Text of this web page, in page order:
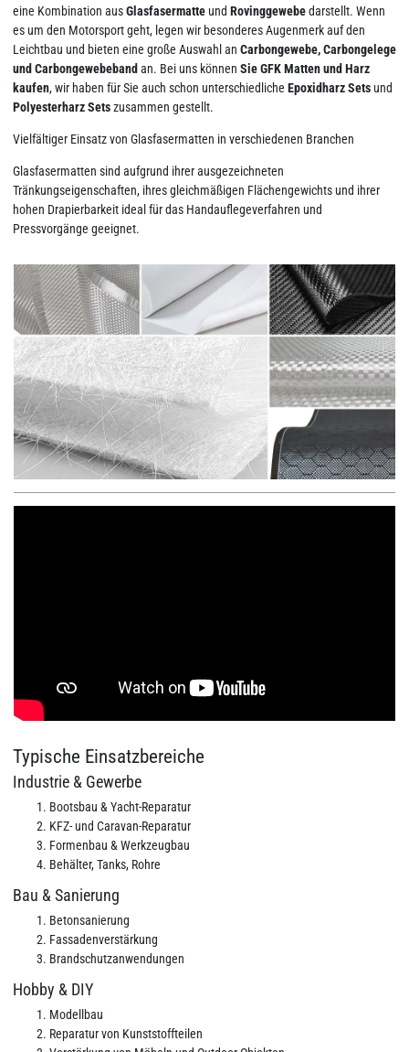
eine Kombination ausGlasfasermatteund Rovinggewebedarstellt. Wenn
es um den Motorsport geht, legen wir besonderes Augenmerk auf den
Leichtbau und bieten eine große Auswahl an Carbongewebe, Carbongelege
und Carbongewebeband an. Bei uns können Sie GFK Matten und Harz
kaufen, wir haben für Sie auch schon unterschiedliche Epoxidharz Setsund
Polyesterharz Setszusammen gestellt.
Vielfältiger Einsatz von Glasfasermatten in verschiedenen Branchen
Glasfasermatten sind aufgrund ihrer ausgezeichneten
Tränkungseigenschaften, ihres gleichmäßigen Flächengewichts und ihrer
hohen Drapierbarkeit ideal für das Handauflegeverfahren und
Pressvorgänge geeignet.
Typische Einsatzbereiche
Industrie & Gewerbe
Bootsbau & Yacht‑Reparatur
KFZ‑ und Caravan‑Reparatur
Formenbau & Werkzeugbau
Behälter, Tanks, Rohre
Bau & Sanierung
Betonsanierung
Fassadenverstärkung
Brandschutzanwendungen
Hobby & DIY
Modellbau
Reparatur von Kunststoffteilen